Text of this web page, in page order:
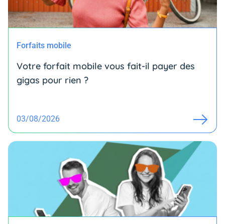
Forfaits mobile
Votre forfait mobile vous fait-il payer des
gigas pour rien ?
03/08/2026